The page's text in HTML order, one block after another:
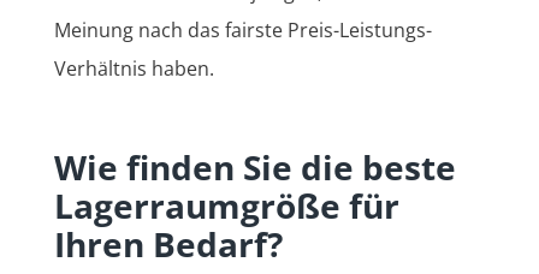
Meinung nach das fairste Preis-Leistungs-
Verhältnis haben.
Wie finden Sie die beste
Lagerraumgröße für
Ihren Bedarf?